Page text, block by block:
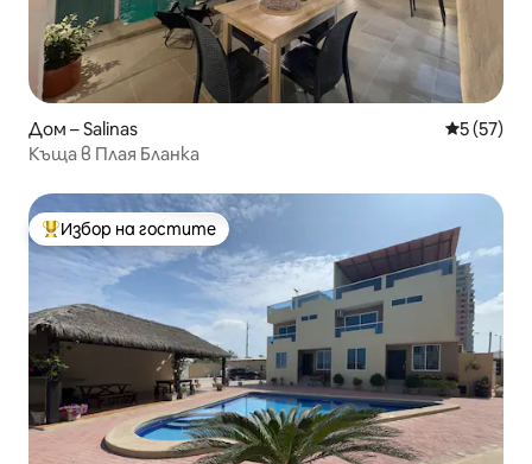
Дом – Salinas Средна
5 (57)
Къща в Плая Бланка
Най-популярен избор на гостите
Избор на гостите